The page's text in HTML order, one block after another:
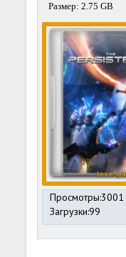
Размер: 2.75 GB
Просмотры:3001
Загрузки:99